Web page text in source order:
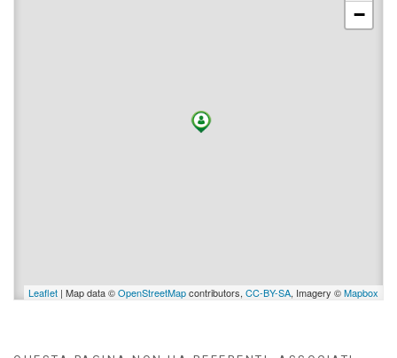
−
Leaflet | Map data ©OpenStreetMapcontributors, CC-BY-SA, Imagery ©Mapbox